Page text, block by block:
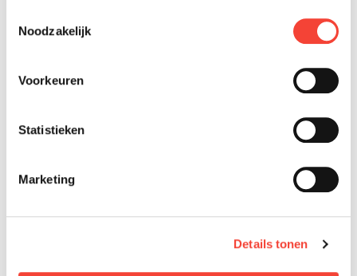
Noodzakelijk
Voorkeuren
Statistieken
Marketing
Details tonen